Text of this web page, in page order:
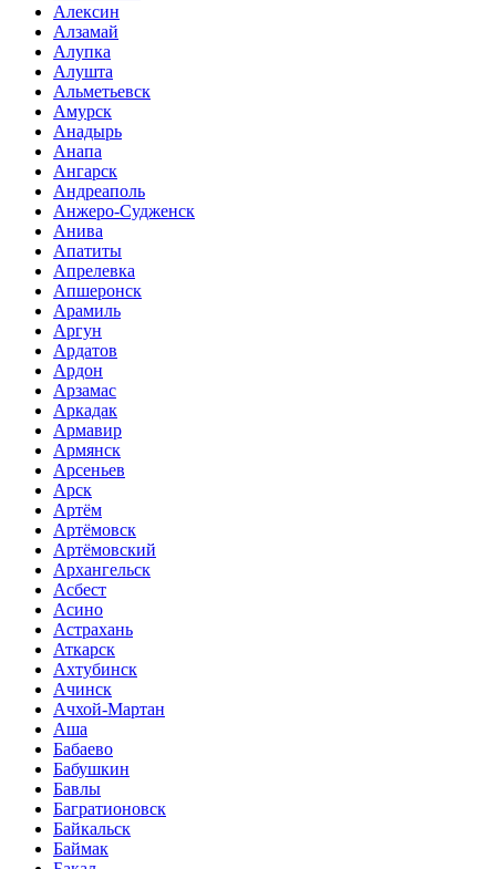
Алексин
Алзамай
Алупка
Алушта
Альметьевск
Амурск
Анадырь
Анапа
Ангарск
Андреаполь
Анжеро-Судженск
Анива
Апатиты
Апрелевка
Апшеронск
Арамиль
Аргун
Ардатов
Ардон
Арзамас
Аркадак
Армавир
Армянск
Арсеньев
Арск
Артём
Артёмовск
Артёмовский
Архангельск
Асбест
Асино
Астрахань
Аткарск
Ахтубинск
Ачинск
Ачхой-Мартан
Аша
Бабаево
Бабушкин
Бавлы
Багратионовск
Байкальск
Баймак